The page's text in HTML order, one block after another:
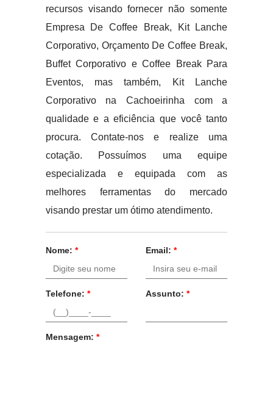
recursos visando fornecer não somente
Empresa De Coffee Break, Kit Lanche
Corporativo, Orçamento De Coffee Break,
Buffet Corporativo e Coffee Break Para
Eventos, mas também, Kit Lanche
Corporativo na Cachoeirinha com a
qualidade e a eficiência que você tanto
procura. Contate-nos e realize uma
cotação. Possuímos uma equipe
especializada e equipada com as
melhores ferramentas do mercado
visando prestar um ótimo atendimento.
Nome: * Email: *
Telefone: * Assunto: *
Mensagem: *